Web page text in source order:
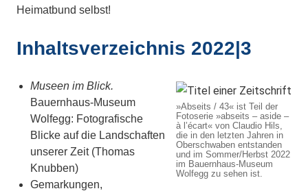
Heimatbund selbst!
Inhaltsverzeichnis 2022|3
»Abseits / 43« ist Teil der
Fotoserie »abseits – aside –
à l’écart« von Claudio Hils,
die in den letzten Jahren in
Oberschwaben entstanden
und im Sommer/Herbst 2022
im Bauernhaus-Museum
Wolfegg zu sehen ist.
Museen im Blick.
Bauernhaus-Museum
Wolfegg: Fotografische
Blicke auf die Landschaften
unserer Zeit (Thomas
Knubben)
Gemarkungen,